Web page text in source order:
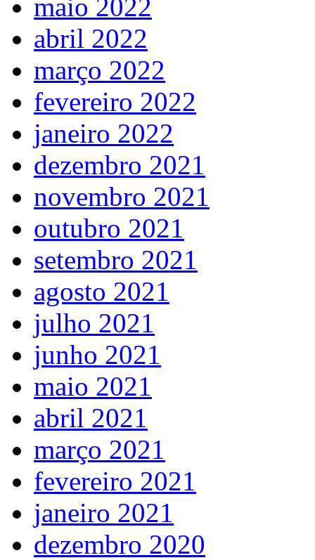
maio 2022
abril 2022
março 2022
fevereiro 2022
janeiro 2022
dezembro 2021
novembro 2021
outubro 2021
setembro 2021
agosto 2021
julho 2021
junho 2021
maio 2021
abril 2021
março 2021
fevereiro 2021
janeiro 2021
dezembro 2020